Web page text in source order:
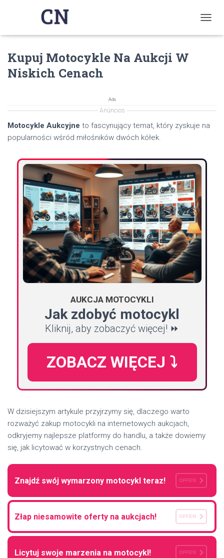
O
I
A
Kupuj Motocykle Na Aukcji W
Niskich Cenach
Ads
Anúncios
Motocykle Aukcyjne to fascynujący temat, który zyskuje na
popularności wśród miłośników dwóch kółek.
AUKCJA MOTOCYKLI
Jak zdobyć motocykl
Kliknij, aby zobaczyć więcej! ⏩
ZOBACZ WIĘCEJ ⤵️
W dzisiejszym artykule przyjrzymy się, dlaczego warto
rozważyć zakup motocykli na internetowych aukcjach,
odkryjemy najlepsze platformy do handlu, a także dowiemy
się, jak licytować w korzystnych cenach.
Znajdź swój wymarzony motocykl teraz! OFFEN
Złap niesamowite oferty na aukcjach! OFFEN
Licytuj swoje marzenia na motocykl! OFFEN